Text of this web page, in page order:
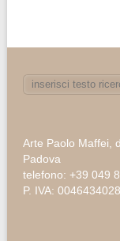
Arte Paolo Maffei,
Padova
telefono: +39 049
P. IVA: